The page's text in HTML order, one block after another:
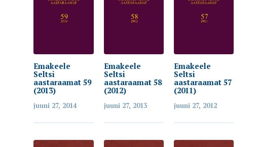
Emakeele
Seltsi
aastaraamat 59
(2013)
juuni 27, 2014
Emakeele
Seltsi
aastaraamat 58
(2012)
juuni 27, 2013
Emakeele
Seltsi
aastaraamat 57
(2011)
juuni 27, 2012